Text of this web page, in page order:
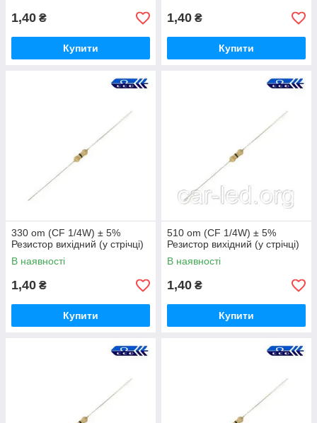
1,40 ₴
Купити
1,40 ₴
Купити
330 om (CF 1/4W) ± 5%
Резистор вихідний (у стрічці)
В наявності
1,40 ₴
Купити
510 om (CF 1/4W) ± 5%
Резистор вихідний (у стрічці)
В наявності
1,40 ₴
Купити